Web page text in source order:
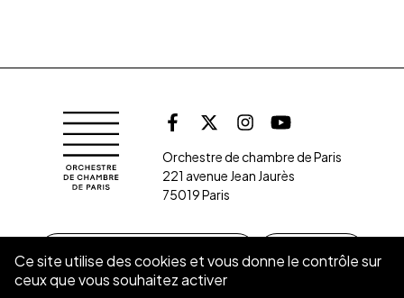
Orchestre de chambre de Paris
Retrouvez
FacebookX (Twitter)
InstagramYoutube
Orchestre de chambre de Paris
221 avenue Jean Jaurès
75019 Paris
S’INSCRIRE À LA NEWSLETTER CONTACT
Ce site utilise des cookies et vous donne le contrôle sur
ceux que vous souhaitez activer